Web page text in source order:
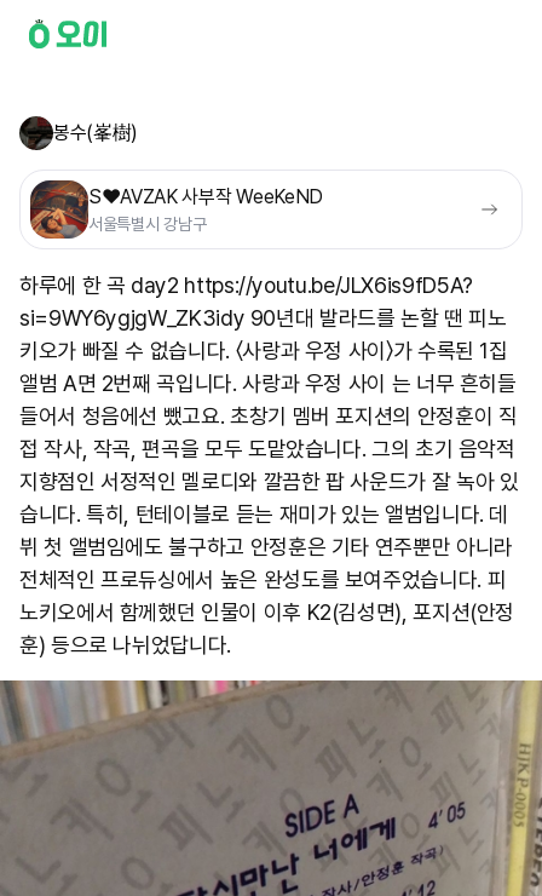
봉수(峯樹)
S❤️AVZAK 사부작 WeeKeND
서울특별시 강남구
하루에 한 곡 day2 https://youtu.be/JLX6is9fD5A?
si=9WY6ygjgW_ZK3idy 90년대 발라드를 논할 땐 피노
키오가 빠질 수 없습니다. 〈사랑과 우정 사이〉가 수록된 1집
앨범 A면 2번째 곡입니다. 사랑과 우정 사이 는 너무 흔히들
들어서 청음에선 뺐고요. 초창기 멤버 포지션의 안정훈이 직
접 작사, 작곡, 편곡을 모두 도맡았습니다. 그의 초기 음악적
지향점인 서정적인 멜로디와 깔끔한 팝 사운드가 잘 녹아 있
습니다. 특히, 턴테이블로 듣는 재미가 있는 앨범입니다. 데
뷔 첫 앨범임에도 불구하고 안정훈은 기타 연주뿐만 아니라
전체적인 프로듀싱에서 높은 완성도를 보여주었습니다. 피
노키오에서 함께했던 인물이 이후 K2(김성면), 포지션(안정
훈) 등으로 나뉘었답니다.